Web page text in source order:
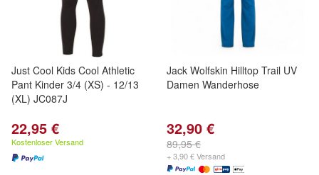
Just Cool Kids Cool Athletic
Pant Kinder 3/4 (XS) - 12/13
(XL) JC087J
22,95 €
Kostenloser Versand
Jack Wolfskin Hilltop Trail UV
Damen Wanderhose
32,90 €
89,95 €
+ 3,90 € Versand